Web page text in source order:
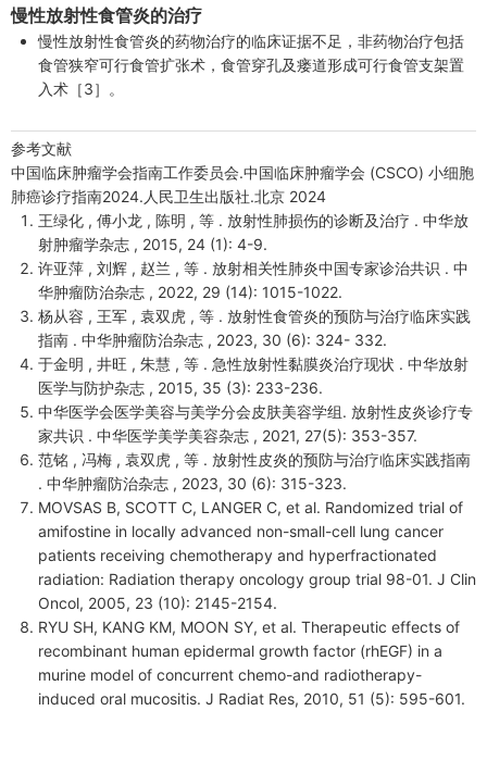
慢性放射性食管炎的治疗
慢性放射性食管炎的药物治疗的临床证据不足，非药物治疗包括
食管狭窄可行食管扩张术，食管穿孔及瘘道形成可行食管支架置
入术［3］。
参考文献
中国临床肿瘤学会指南工作委员会.中国临床肿瘤学会 (CSCO) 小细胞
肺癌诊疗指南2024.人民卫生出版社.北京 2024
王绿化 , 傅小龙 , 陈明 , 等 . 放射性肺损伤的诊断及治疗 . 中华放
射肿瘤学杂志 , 2015, 24 (1): 4-9.
许亚萍 , 刘辉 , 赵兰 , 等 . 放射相关性肺炎中国专家诊治共识 . 中
华肿瘤防治杂志 , 2022, 29 (14): 1015-1022.
杨从容 , 王军 , 袁双虎 , 等 . 放射性食管炎的预防与治疗临床实践
指南 . 中华肿瘤防治杂志 , 2023, 30 (6): 324- 332.
于金明 , 井旺 , 朱慧 , 等 . 急性放射性黏膜炎治疗现状 . 中华放射
医学与防护杂志 , 2015, 35 (3): 233-236.
中华医学会医学美容与美学分会皮肤美容学组. 放射性皮炎诊疗专
家共识 . 中华医学美学美容杂志 , 2021, 27(5): 353-357.
范铭 , 冯梅 , 袁双虎 , 等 . 放射性皮炎的预防与治疗临床实践指南
. 中华肿瘤防治杂志 , 2023, 30 (6): 315-323.
MOVSAS B, SCOTT C, LANGER C, et al. Randomized trial of
amifostine in locally advanced non-small-cell lung cancer
patients receiving chemotherapy and hyperfractionated
radiation: Radiation therapy oncology group trial 98-01. J Clin
Oncol, 2005, 23 (10): 2145-2154.
RYU SH, KANG KM, MOON SY, et al. Therapeutic effects of
recombinant human epidermal growth factor (rhEGF) in a
murine model of concurrent chemo-and radiotherapy-
induced oral mucositis. J Radiat Res, 2010, 51 (5): 595-601.